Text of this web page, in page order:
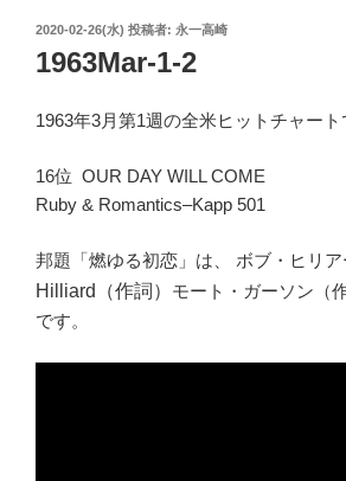
投
稿
日:
2020-02-26(水) 投稿者: 永一高崎
1963Mar-1-2
1963年3月第1週の全米ヒットチャート
16位 OUR DAY WILL COME
Ruby & Romantics–Kapp 501
邦題「燃ゆる初恋」は、 ボブ・ヒリア
Hilliard
（作詞） モート・ガーソン（
です。